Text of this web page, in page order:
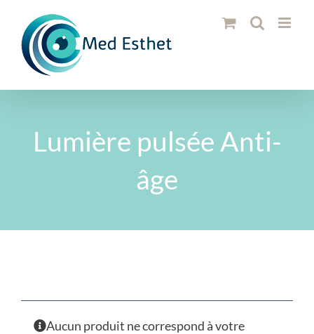
contenu
Lumière pulsée Anti-
âge
Aucun produit ne correspond à votre